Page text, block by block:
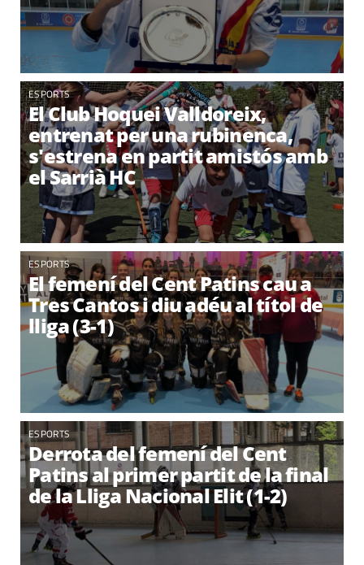
ESPORTS
El Club Hoquei Valldoreix,
entrenat per una rubinenca,
s'estrena en partit amistós amb
el Sarrià HC
ESPORTS
El femení del Cent Patins cau a
Tres Cantos i diu adéu al títol de
lliga (3-1)
ESPORTS
Derrota del femení del Cent
Patins al primer partit de la final
de la Lliga Nacional Elit (1-2)